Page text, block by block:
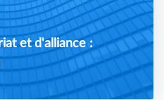
et d'alliance :